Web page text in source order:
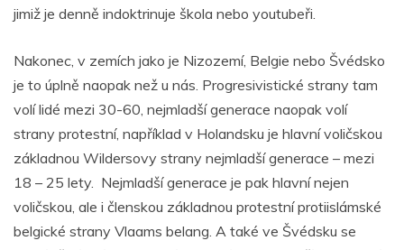
jimiž je denně indoktrinuje škola nebo youtubeři.
Nakonec, v zemích jako je Nizozemí, Belgie nebo Švédsko
je to úplně naopak než u nás. Progresivistické strany tam
volí lidé mezi 30-60, nejmladší generace naopak volí
strany protestní, například v Holandsku je hlavní voličskou
základnou Wildersovy strany nejmladší generace – mezi
18 – 25 lety. Nejmladší generace je pak hlavní nejen
voličskou, ale i členskou základnou protestní protiislámské
belgické strany Vlaams belang. A také ve Švédsku se